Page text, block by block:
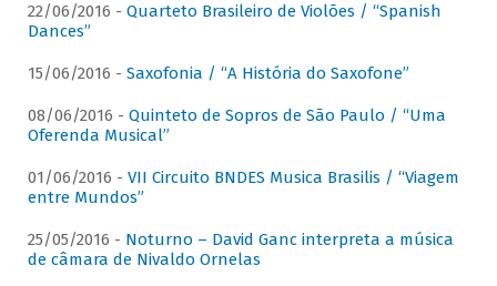
22/06/2016 - Quarteto Brasileiro de Violões / “Spanish
Dances”
15/06/2016 - Saxofonia / “A História do Saxofone”
08/06/2016 - Quinteto de Sopros de São Paulo / “Uma
Oferenda Musical”
01/06/2016 - VII Circuito BNDES Musica Brasilis / “Viagem
entre Mundos”
25/05/2016 - Noturno – David Ganc interpreta a música
de câmara de Nivaldo Ornelas